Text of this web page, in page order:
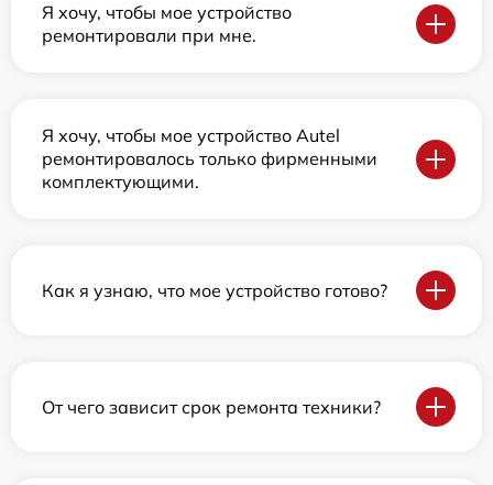
Я хочу, чтобы мое устройство
ремонтировали при мне.
Я хочу, чтобы мое устройство Autel
ремонтировалось только фирменными
комплектующими.
Как я узнаю, что мое устройство готово?
От чего зависит срок ремонта техники?